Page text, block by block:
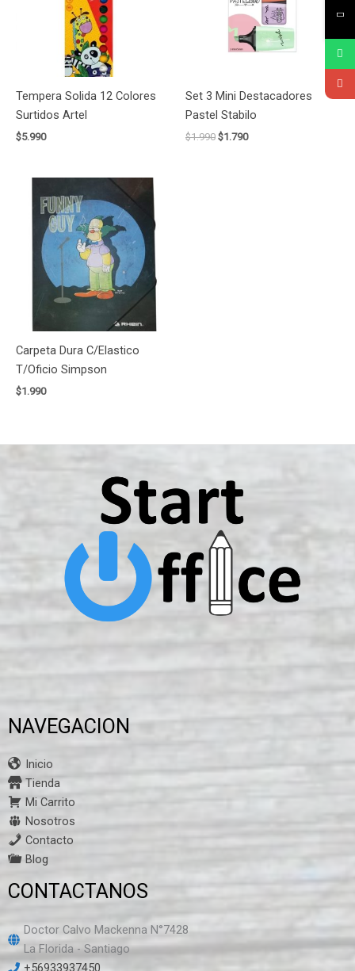
Tempera Solida 12 Colores
Surtidos Artel
$5.990
Set 3 Mini Destacadores
Pastel Stabilo
$1.990 $1.790
Carpeta Dura C/Elastico
T/Oficio Simpson
$1.990
NAVEGACION
Inicio
Tienda
Mi Carrito
Nosotros
Contacto
Blog
CONTACTANOS
Doctor Calvo Mackenna N°7428
La Florida - Santiago
+56933937450